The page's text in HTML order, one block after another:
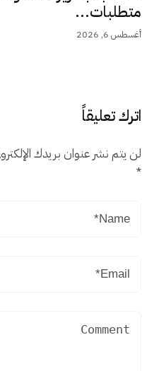
متطلبات...
أغسطس 6, 2026
اترك تعليقاً
لن يتم نشر عنوان بريدك
*